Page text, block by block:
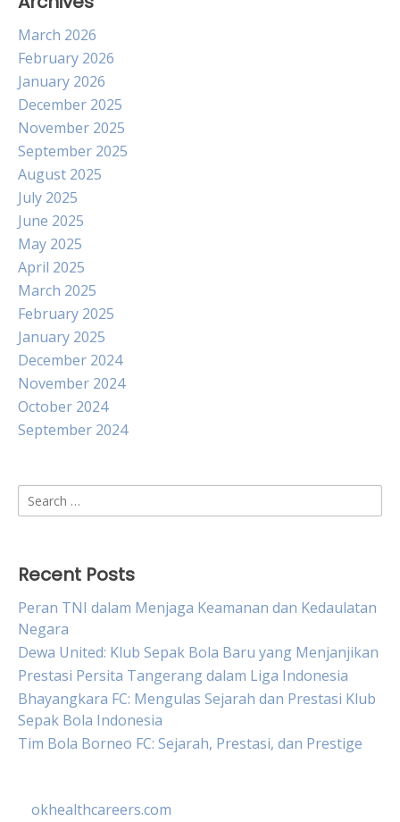
March 2026
February 2026
January 2026
December 2025
November 2025
September 2025
August 2025
July 2025
June 2025
May 2025
April 2025
March 2025
February 2025
January 2025
December 2024
November 2024
October 2024
September 2024
Search
for:
Recent Posts
Peran TNI dalam Menjaga Keamanan dan Kedaulatan
Negara
Dewa United: Klub Sepak Bola Baru yang Menjanjikan
Prestasi Persita Tangerang dalam Liga Indonesia
Bhayangkara FC: Mengulas Sejarah dan Prestasi Klub
Sepak Bola Indonesia
Tim Bola Borneo FC: Sejarah, Prestasi, dan Prestige
okhealthcareers.com